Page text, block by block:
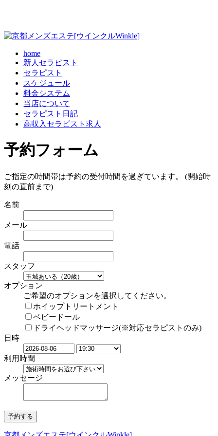
home
新人セラピスト
セラピスト
スケジュール
料金システム
当店について
セラピスト日記
高収入セラピスト求人
予約フォーム
ご指定の時間帯は予約の受付時間を過ぎています。 (開始時
刻の直前まで)
名前
メール
電話
スタッフ
オプション
ご希望のオプションを選択してください。
ホイップトリートメント
ベビードール
ドライヘッドマッサージ(※対応セラピストのみ)
日時
利用時間
メッセージ